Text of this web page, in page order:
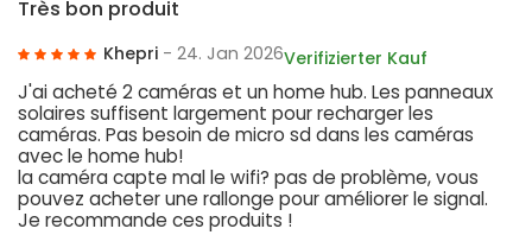
Très bon produit
Khepri - 24. Jan 2026Verifizierter Kauf
J'ai acheté 2 caméras et un home hub. Les panneaux
solaires suffisent largement pour recharger les
caméras. Pas besoin de micro sd dans les caméras
avec le home hub!
la caméra capte mal le wifi? pas de problème, vous
pouvez acheter une rallonge pour améliorer le signal.
Je recommande ces produits !